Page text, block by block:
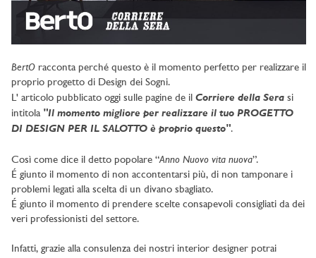
BertO racconta perché questo è il momento perfetto per realizzare il
proprio progetto di Design dei Sogni.
L' articolo pubblicato oggi sulle pagine de il Corriere della Sera si
intitola "Il momento migliore per realizzare il tuo PROGETTO
DI DESIGN PER IL SALOTTO è proprio questo".
Così come dice il detto popolare “Anno Nuovo vita nuova”.
É giunto il momento di non accontentarsi più, di non tamponare i
problemi legati alla scelta di un divano sbagliato.
É giunto il momento di prendere scelte consapevoli consigliati da dei
veri professionisti del settore.
Infatti, grazie alla consulenza dei nostri interior designer potrai